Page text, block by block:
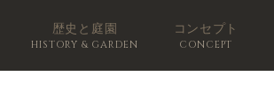
歴史と庭園
HISTORY & GARDEN
コンセプト
CONCEPT